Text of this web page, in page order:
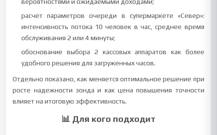
расчет параметров очереди в супермаркете «Север»:
интенсивность потока 10 человек в час, среднее время
обслуживания 2 или 4 минуты;
обоснование выбора 2 кассовых аппаратов как более
удобного решения для загруженных часов.
Отдельно показано, как меняется оптимальное решение при
росте надежности зонда и как цена повышения точности
влияет на итоговую эффективность.
📊 Для кого подходит